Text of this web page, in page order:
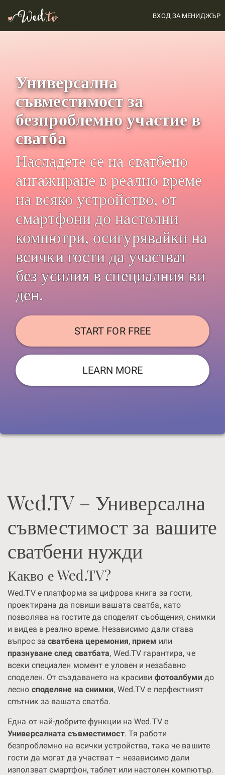
ВХОД ЗА МЕНИДЖЪР
Универсална
съвместимост за
безпроблемно участие в
сватба
Насладете се на сватбено
ангажиране в реално време
на всяко устройство, от
смартфони до настолни
компютри, осигурявайки на
всички гости да участват
без усилия в специалния ви
ден.
START FOR FREE
LEARN MORE
Wed.TV – Универсална
съвместимост за вашите
сватбени нужди
Какво е Wed.TV?
Wed.TV е платформа за цифрова книга за гости,
проектирана да повиши вашата сватба, като
позволява на гостите да споделят съобщения, снимки
и видеа в реално време. Независимо дали става
въпрос за сватбена церемония, прием или
празнуване след сватбата, Wed.TV гарантира, че
всеки специален момент е уловен и незабавно
споделен. От създаването на красиви фотоалбумидо
лесно споделяне на снимки, Wed.TV е перфектният
спътник за вашата сватба.
Една от най-добрите функции на Wed.TV е
Универсалната съвместимост. Тя работи
безпроблемно на всички устройства, така че вашите
гости да могат да участват – независимо дали
използват смартфон, таблет или настолен компютър.